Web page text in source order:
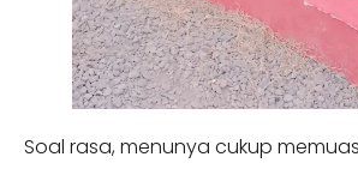
Soal rasa, menunya cukup